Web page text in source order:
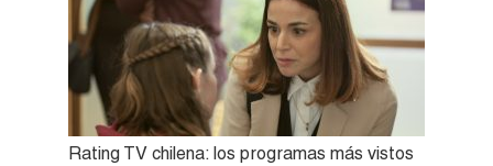
Rating TV chilena: los programas más vistos